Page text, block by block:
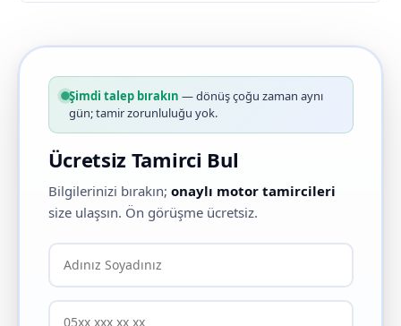
Şimdi talep bırakın — dönüş çoğu zaman aynı
gün; tamir zorunluluğu yok.
Ücretsiz Tamirci Bul
Bilgilerinizi bırakın; onaylı motor tamircileri
size ulaşsın. Ön görüşme ücretsiz.